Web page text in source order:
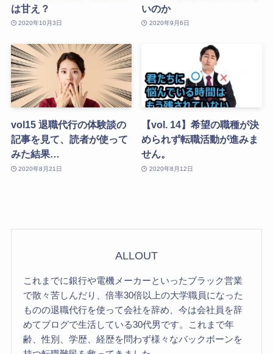
は甘え？
2020年10月3日
いのか
2020年9月6日
vol15 退職代行の体験談の
記事を見て、読者が使って
みた結果…
2020年8月21日
【vol. 14】希望の職種が決
められず転職活動が進みま
せん。
2020年8月12日
ALLOUT
これまでに銀行や電機メーカーといったブラック営業
で散々苦しんだり、倍率30倍以上の大学職員になった
ものの退職代行を使って会社を辞め、今は会社員を辞
めてブログで生活している30代男です。これまで年
齢、性別、学歴、経歴を問わず様々なバックボーンを